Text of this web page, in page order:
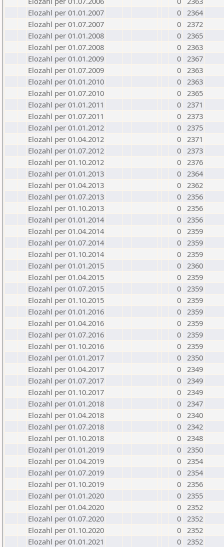
Elozahl per 01.01.2007
0 2364
Elozahl per 01.07.2007
0 2372
Elozahl per 01.01.2008
0 2365
Elozahl per 01.07.2008
0 2363
Elozahl per 01.01.2009
0 2367
Elozahl per 01.07.2009
0 2363
Elozahl per 01.01.2010
0 2363
Elozahl per 01.07.2010
0 2365
Elozahl per 01.01.2011
0 2371
Elozahl per 01.07.2011
0 2373
Elozahl per 01.01.2012
0 2375
Elozahl per 01.04.2012
0 2371
Elozahl per 01.07.2012
0 2373
Elozahl per 01.10.2012
0 2376
Elozahl per 01.01.2013
0 2364
Elozahl per 01.04.2013
0 2362
Elozahl per 01.07.2013
0 2356
Elozahl per 01.10.2013
0 2356
Elozahl per 01.01.2014
0 2356
Elozahl per 01.04.2014
0 2359
Elozahl per 01.07.2014
0 2359
Elozahl per 01.10.2014
0 2359
Elozahl per 01.01.2015
0 2360
Elozahl per 01.04.2015
0 2359
Elozahl per 01.07.2015
0 2359
Elozahl per 01.10.2015
0 2359
Elozahl per 01.01.2016
0 2359
Elozahl per 01.04.2016
0 2359
Elozahl per 01.07.2016
0 2359
Elozahl per 01.10.2016
0 2359
Elozahl per 01.01.2017
0 2350
Elozahl per 01.04.2017
0 2349
Elozahl per 01.07.2017
0 2349
Elozahl per 01.10.2017
0 2349
Elozahl per 01.01.2018
0 2347
Elozahl per 01.04.2018
0 2340
Elozahl per 01.07.2018
0 2342
Elozahl per 01.10.2018
0 2348
Elozahl per 01.01.2019
0 2350
Elozahl per 01.04.2019
0 2354
Elozahl per 01.07.2019
0 2354
Elozahl per 01.10.2019
0 2356
Elozahl per 01.01.2020
0 2355
Elozahl per 01.04.2020
0 2352
Elozahl per 01.07.2020
0 2352
Elozahl per 01.10.2020
0 2352
Elozahl per 01.01.2021
0 2352